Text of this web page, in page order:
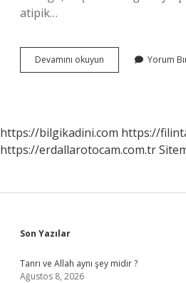
atipik…
Devamını okuyun
Yastığı
Yorum
https://bilgikadini.com https://
https://erdallarotocam.com.tr
Sidebar
Son Yazılar
Tanrı ve Allah aynı şey midir ?
Ağustos 8, 2026